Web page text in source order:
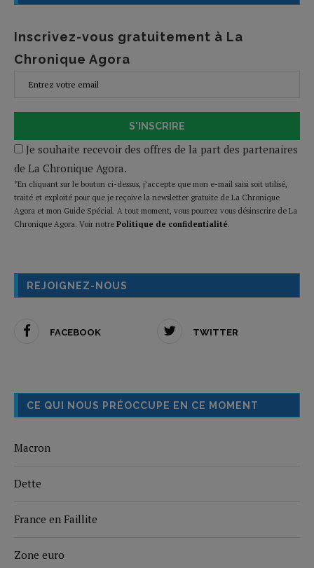
Inscrivez-vous gratuitement à La
Chronique Agora
S'INSCRIRE
Je souhaite recevoir des offres de la part des partenaires
de La Chronique Agora.
*En cliquant sur le bouton ci-dessus, j’accepte que mon e-mail saisi soit utilisé,
traité et exploité pour que je reçoive la newsletter gratuite de La Chronique
Agora et mon Guide Spécial. A tout moment, vous pourrez vous désinscrire de La
Chronique Agora. Voir notre Politique de confidentialité.
REJOIGNEZ-NOUS
FACEBOOK TWITTER
CE QUI NOUS PRÉOCCUPE EN CE MOMENT
Macron
Dette
France en Faillite
Zone euro